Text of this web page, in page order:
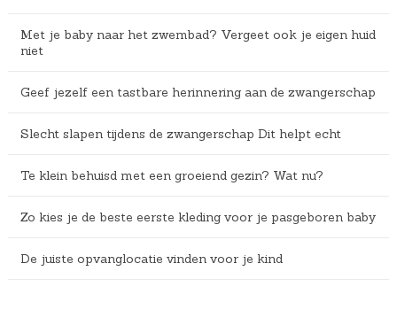
Met je baby naar het zwembad? Vergeet ook je eigen huid
niet
Geef jezelf een tastbare herinnering aan de zwangerschap
Slecht slapen tijdens de zwangerschap Dit helpt echt
Te klein behuisd met een groeiend gezin? Wat nu?
Zo kies je de beste eerste kleding voor je pasgeboren baby
De juiste opvanglocatie vinden voor je kind